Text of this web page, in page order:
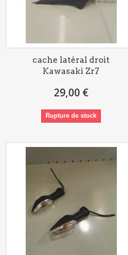
cache latéral droit
Kawasaki Zr7
29,00 €
Rupture de stock